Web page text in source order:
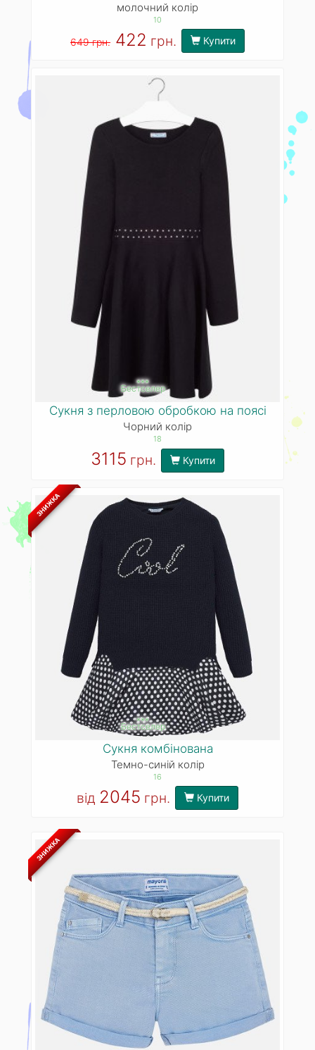
молочний колір
10
649 грн. 422 грн. Купити
***
Бестселер
Сукня з перловою обробкою на поясі
Чорний колір
18
3115 грн. Купити
ЗНИЖКА
***
Бестселер
Сукня комбінована
Темно-синій колір
16
від 2045 грн. Купити
ЗНИЖКА